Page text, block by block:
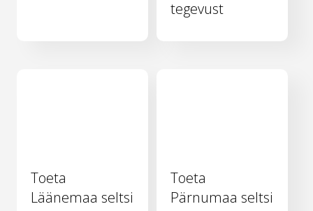
tegevust
Toeta
Läänemaa seltsi
Toeta
Pärnumaa seltsi